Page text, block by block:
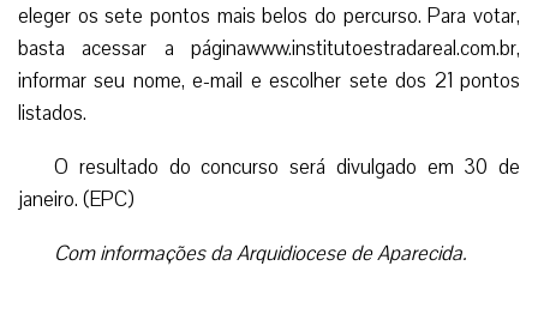
eleger os sete pontos mais belos do percurso. Para votar,
basta acessar a páginawww.institutoestradareal.com.br,
informar seu nome, e-mail e escolher sete dos 21 pontos
listados.
O resultado do concurso será divulgado em 30 de
janeiro. (EPC)
Com informações da Arquidiocese de Aparecida.